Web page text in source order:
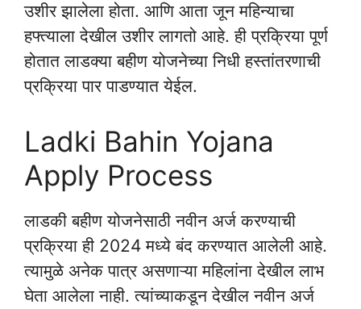
उशीर झालेला होता. आणि आता जून महिन्याचा
हफ्त्याला देखील उशीर लागतो आहे. ही प्रक्रिया पूर्ण
होतात लाडक्या बहीण योजनेच्या निधी हस्तांतरणाची
प्रक्रिया पार पाडण्यात येईल.
Ladki Bahin Yojana
Apply Process
लाडकी बहीण योजनेसाठी नवीन अर्ज करण्याची
प्रक्रिया ही 2024 मध्ये बंद करण्यात आलेली आहे.
त्यामुळे अनेक पात्र असणाऱ्या महिलांना देखील लाभ
घेता आलेला नाही. त्यांच्याकडून देखील नवीन अर्ज